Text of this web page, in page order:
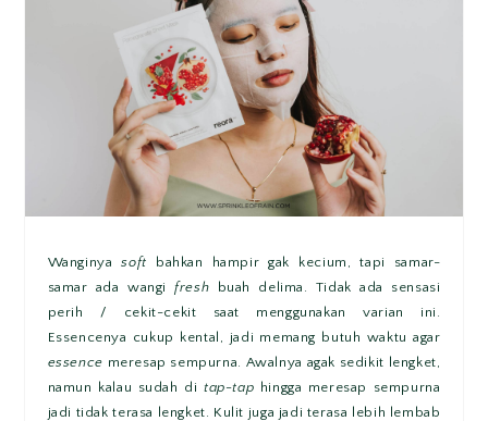
Wanginyasoft bahkan hampir gak kecium, tapi samar-
samar ada wangifresh buah delima. Tidak ada sensasi
perih / cekit-cekit saat menggunakan varian ini.
Essencenya cukup kental, jadi memang butuh waktu agar
essence meresap sempurna. Awalnya agak sedikit lengket,
namun kalau sudah di tap-tap hingga meresap sempurna
jadi tidak terasa lengket. Kulit juga jadi terasa lebih lembab